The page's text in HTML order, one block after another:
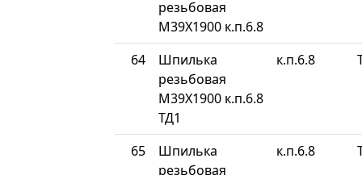
резьбовая
М39Х1900 к.п.6.8
64
Шпилька
резьбовая
М39Х1900 к.п.6.8
ТД1
к.п.6.8
65
Шпилька
резьбовая
к.п.6.8